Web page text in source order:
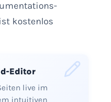
kostenlos
Editor
live im
intuitiven